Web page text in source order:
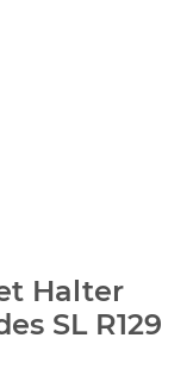
Halter
SL R129